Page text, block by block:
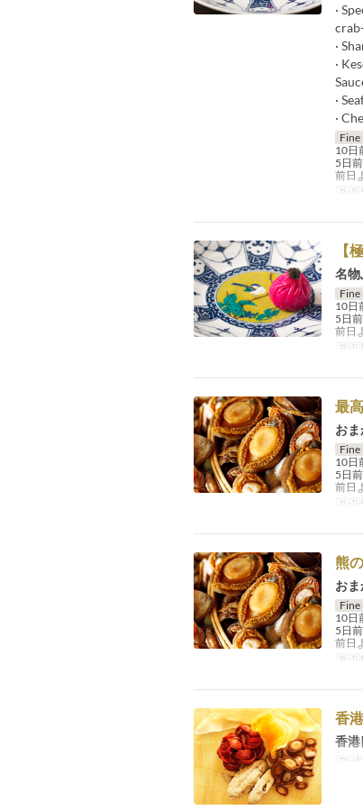
·
·
·
·
·
10日
5日
前日
【
名
10日
5日
前日
最
お
10日
5日
前日
熊
お
10日
5日
前日
香
香